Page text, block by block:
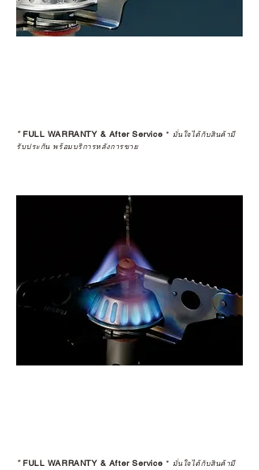
*FULL WARRANTY & After Service * มั่นใจได้กับสินค้ามี
รับประกัน พร้อมบริการหลังการขาย
*FULL WARRANTY & After Service * มั่นใจได้กับสินค้ามี